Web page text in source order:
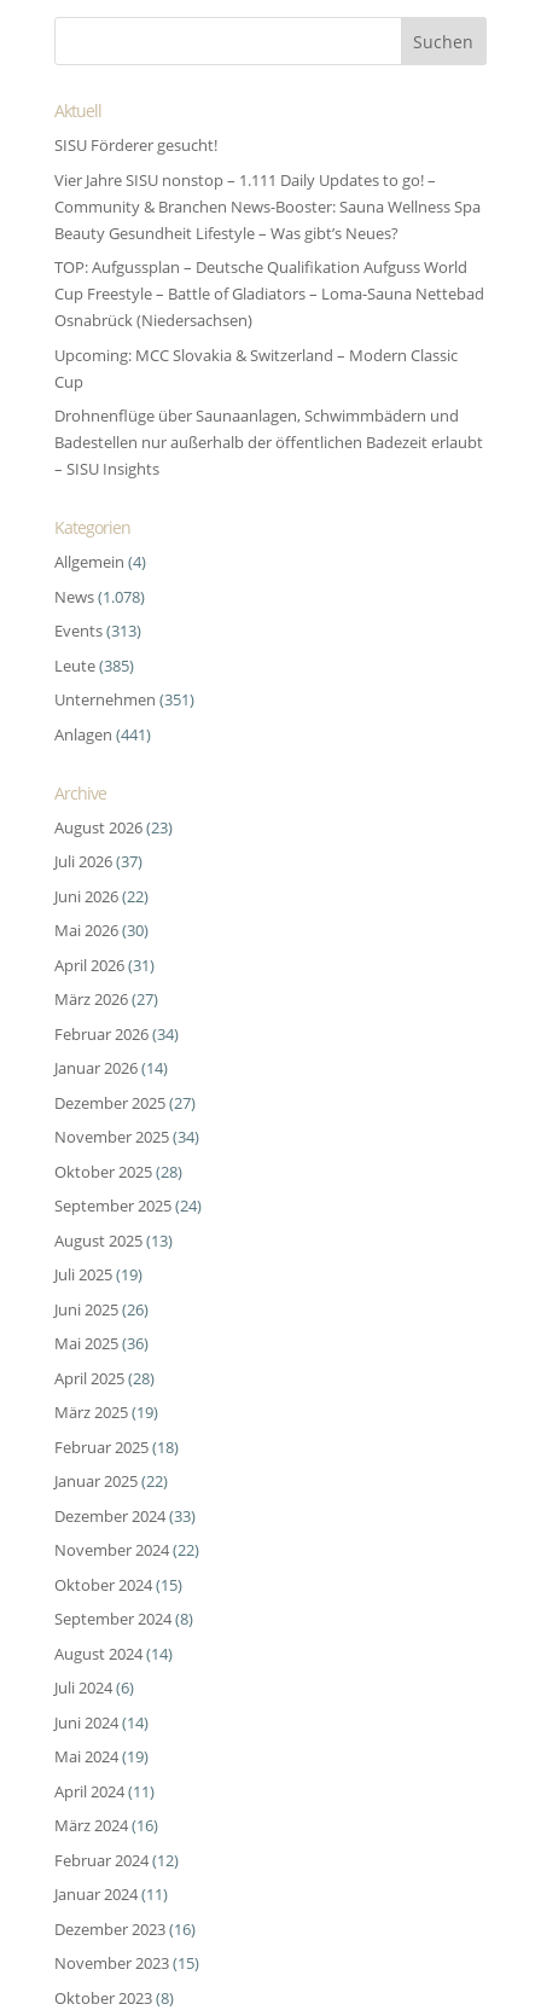
Aktuell
SISU Förderer gesucht!
Vier Jahre SISU nonstop – 1.111 Daily Updates to go! –
Community & Branchen News-Booster: Sauna Wellness Spa
Beauty Gesundheit Lifestyle – Was gibt’s Neues?
TOP: Aufgussplan – Deutsche Qualifikation Aufguss World
Cup Freestyle – Battle of Gladiators – Loma-Sauna Nettebad
Osnabrück (Niedersachsen)
Upcoming: MCC Slovakia & Switzerland – Modern Classic
Cup
Drohnenflüge über Saunaanlagen, Schwimmbädern und
Badestellen nur außerhalb der öffentlichen Badezeit erlaubt
– SISU Insights
Kategorien
Allgemein (4)
News(1.078)
Events(313)
Leute(385)
Unternehmen (351)
Anlagen (441)
Archive
August 2026(23)
Juli 2026(37)
Juni 2026(22)
Mai 2026(30)
April 2026(31)
März 2026(27)
Februar 2026(34)
Januar 2026(14)
Dezember 2025(27)
November 2025(34)
Oktober 2025(28)
September 2025(24)
August 2025(13)
Juli 2025(19)
Juni 2025(26)
Mai 2025(36)
April 2025(28)
März 2025(19)
Februar 2025(18)
Januar 2025(22)
Dezember 2024(33)
November 2024(22)
Oktober 2024(15)
September 2024(8)
August 2024(14)
Juli 2024(6)
Juni 2024(14)
Mai 2024(19)
April 2024(11)
März 2024(16)
Februar 2024(12)
Januar 2024(11)
Dezember 2023(16)
November 2023(15)
Oktober 2023(8)